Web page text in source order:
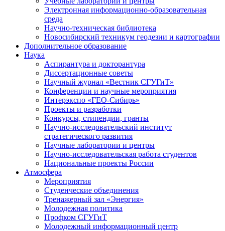
Электронная информационно-образовательная
среда
Научно-техническая библиотека
Новосибирский техникум геодезии и картографии
Дополнительное образование
Наука
Аспирантура и докторантура
Диссертационные советы
Научный журнал «Вестник СГУГиТ»
Конференции и научные мероприятия
Интерэкспо «ГЕО-Сибирь»
Проекты и разработки
Конкурсы, стипендии, гранты
Научно-исследовательский институт
стратегического развития
Научные лаборатории и центры
Научно-исследовательская работа студентов
Национальные проекты России
Атмосфера
Мероприятия
Студенческие объединения
Тренажерный зал «Энергия»
Молодежная политика
Профком СГУГиТ
Молодежный информационный центр